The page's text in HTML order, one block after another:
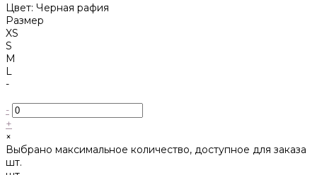
Цвет: Черная рафия
Размер
XS
S
M
L
-
-
+
×
Выбрано максимальное количество, доступное для заказа
шт.